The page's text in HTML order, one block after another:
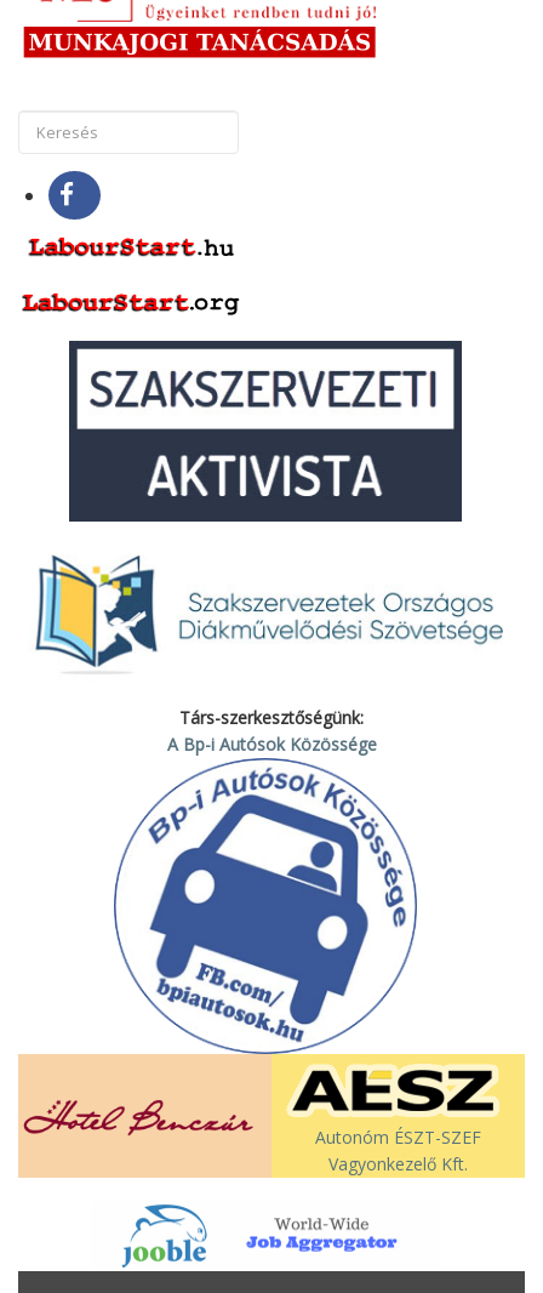
Társ-szerkesztőségünk:
A Bp-i Autósok Közössége
Autonóm ÉSZT-SZEF
Vagyonkezelő Kft.